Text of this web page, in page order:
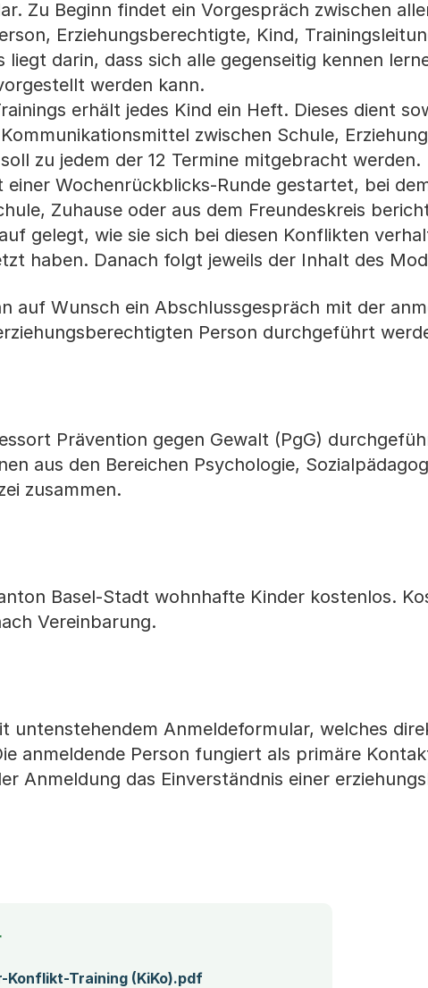
Zu Beginn findet ein Vorgespräch zwischen
Erziehungsberechtigte, Kind,
liegt darin, dass sich alle gegenseitig kennen
werden kann.
erhält jedes Kind ein Heft. Dieses dient
zwischen Schule,
zu jedem der 12 Termine mitgebracht werden.
einer Wochenrückblicks-Runde gestartet, bei
Zuhause oder aus dem Freundeskreis
gelegt, wie sie sich bei diesen Konflikten
haben. Danach folgt jeweils der Inhalt des
auf Wunsch ein Abschlussgespräch mit der
Person durchgeführt
Prävention gegen Gewalt (PgG)
aus den Bereichen Psychologie,
zusammen.
Basel-Stadt wohnhafte Kinder kostenlos.
Vereinbarung.
untenstehendem Anmeldeformular, welches
anmeldende Person fungiert als primäre
Anmeldung das Einverständnis einer
Konflikt-Training (KiKo).pdf(Startet einen Download)